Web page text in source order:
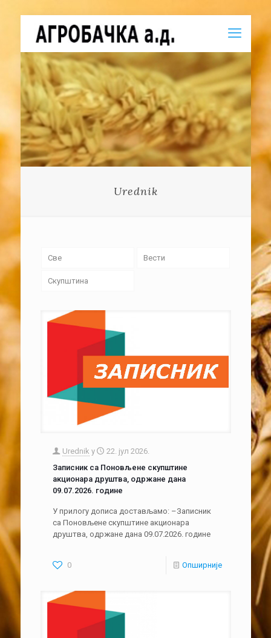
Urednik
Све Вести
Скупштина
Urednik у
22. јул 2026.
Записник са Поновљене скупштине
акционара друштва, одржане дана
09.07.2026. године
У прилогу дописа достављамо: –Записник
са Поновљене скупштине акционара
друштва, одржане дана 09.07.2026. године
0 Опширније